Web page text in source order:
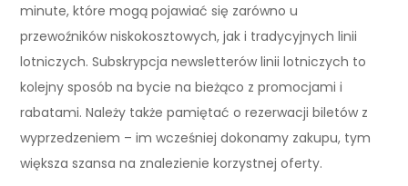
minute, które mogą pojawiać się zarówno u
przewoźników niskokosztowych, jak i tradycyjnych linii
lotniczych. Subskrypcja newsletterów linii lotniczych to
kolejny sposób na bycie na bieżąco z promocjami i
rabatami. Należy także pamiętać o rezerwacji biletów z
wyprzedzeniem – im wcześniej dokonamy zakupu, tym
większa szansa na znalezienie korzystnej oferty.